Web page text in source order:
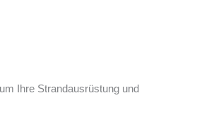
Ihre Strandausrüstung und